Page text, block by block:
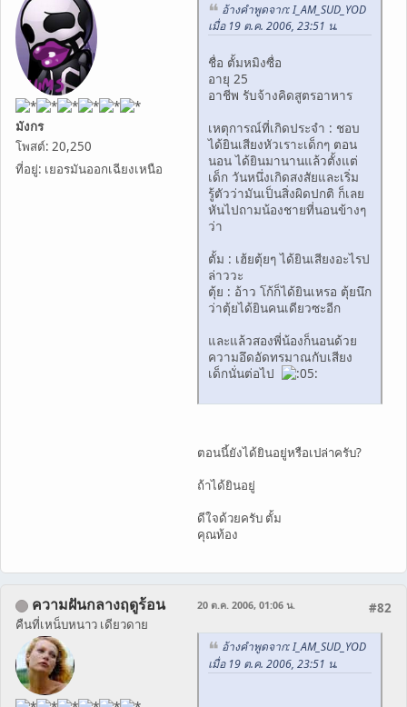
มังกร
โพสต์: 20,250
ที่อยู่: เยอรมันออกเฉียงเหนือ
อ้างคำพูดจาก: I_AM_SUD_YOD
เมื่อ 19 ต.ค. 2006, 23:51 น.
ชื่อ ตั้มหมิงซื่อ
อายุ 25
อาชีพ รับจ้างคิดสูตรอาหาร
เหตุการณ์ที่เกิดประจำ : ชอบ
ได้ยินเสียงหัวเราะเด็กๆ ตอน
นอน ได้ยินมานานแล้วตั้งแต่
เด็ก วันหนึ่งเกิดสงสัยและเริ่ม
รู้ตัวว่ามันเป็นสิ่งผิดปกติ ก็เลย
หันไปถามน้องชายที่นอนข้างๆ
ว่า
ตั้ม : เฮ้ยตุ้ยๆ ได้ยินเสียงอะไรป
ล่าววะ
ตุ้ย : อ้าว โก้ก็ได้ยินเหรอ ตุ้ยนึก
ว่าตุ้ยได้ยินคนเดียวซะอีก
และแล้วสองพี่น้องก็นอนด้วย
ความอึดอัดทรมาณกับเสียง
เด็กนั่นต่อไป
ตอนนี้ยังได้ยินอยู่หรือเปล่าครับ?
ถ้าได้ยินอยู่
ดีใจด้วยครับ ตั้ม
คุณท้อง
ความฝันกลางฤดูร้อน
คืนที่เหน็บหนาว เดียวดาย
#82
20 ต.ค. 2006, 01:06 น.
อ้างคำพูดจาก: I_AM_SUD_YOD
เมื่อ 19 ต.ค. 2006, 23:51 น.